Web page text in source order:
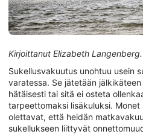
Kirjoittanut Elizabeth Langenberg.
Sukellusvakuutus unohtuu usein
varatessa. Se jätetään
hätäisesti tai sitä ei osteta
tarpeettomaksi lisäkuluksi.
olettavat, että heidän
sukellukseen liittyvät